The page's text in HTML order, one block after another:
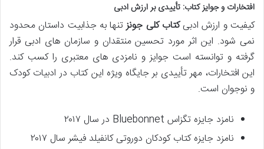
افتخارات و جوایز کتاب: تأییدی بر ارزش ادبی
کیفیت و ارزش ادبیکتاب کلی جونزتنها به جذابیت داستان محدود
نمی شود. این اثر مورد تحسین منتقدان و سازمان های ادبی قرار
گرفته و توانسته است جوایز و نامزدی های معتبری را کسب کند.
این افتخارات، مهر تأییدی بر جایگاه ویژه این کتاب در ادبیات کودک
و نوجوان است.
نامزد جایزه تگزاس Bluebonnet در سال ۲۰۱۷
نامزد جایزه کتاب کودکان دوروتی کانفیلد فیشر سال ۲۰۱۷